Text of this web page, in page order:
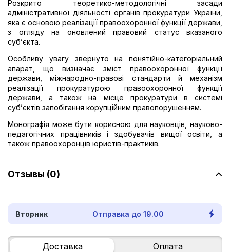
Розкрито теоретико-методологічні засади
адміністративної діяльності органів прокуратури України,
яка є основою реалізації правоохоронної функції держави,
з огляду на оновлений правовий статус вказаного
суб’єкта.
Особливу увагу звернуто на понятійно-категоріальний
апарат, що визначає зміст правоохоронної функції
держави, міжнародно-правові стандарти й механізм
реалізації прокуратурою правоохоронної функції
держави, а також на місце прокуратури в системі
суб’єктів запобігання корупційним правопорушенням.
Монографія може бути корисною для науковців, науково-
педагогічних працівників і здобувачів вищої освіти, а
також правоохоронців юристів-практиків.
Отзывы (0)
Вторник Отправка до 19.00
Доставка Оплата